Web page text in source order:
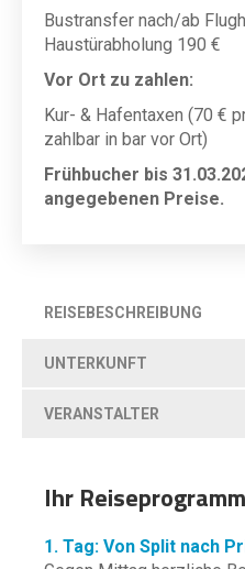
Bustransfer nach/ab
Haustürabholung 190 €
Vor Ort zu zahlen:
Kur- & Hafentaxen (70 €
zahlbar in bar vor Ort)
Frühbucher bis
angegebenen Preise.
REISEBESCHREIBUNG
UNTERKUNFT
VERANSTALTER
Ihr
1. Tag: Von Split nach